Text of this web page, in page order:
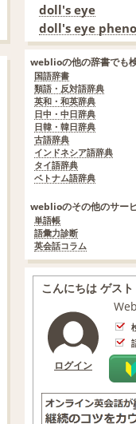
doll's eye
doll's eye
weblioの他の辞書でも
国語辞書
類語・反対語辞典
英和・和英辞典
日中・中日辞典
日韓・韓日辞典
古語辞典
インドネシア語辞典
タイ語辞典
ベトナム語辞典
weblioのその他のサー
単語帳
語彙力診断
英会話コラム
こんにちは ゲス
ログイン